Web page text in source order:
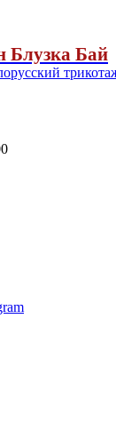
Блузка Бай